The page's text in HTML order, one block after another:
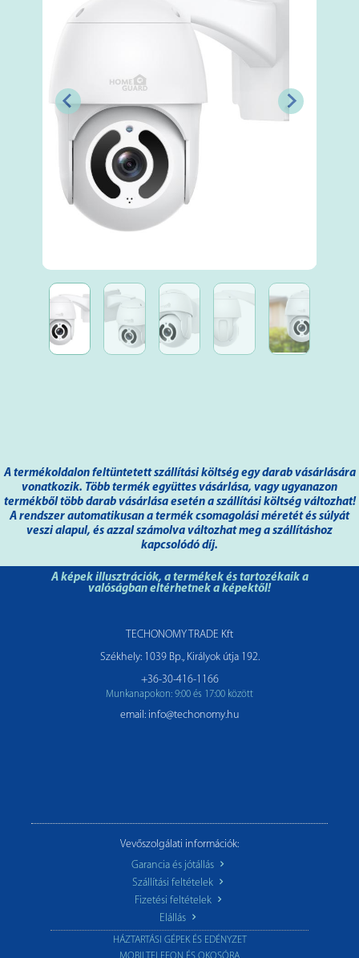
A termékoldalon feltüntetett szállítási költség egy darab vásárlására
vonatkozik. Több termék együttes vásárlása, vagy ugyanazon
termékből több darab vásárlása esetén a szállítási költség változhat!
A rendszer automatikusan a termék csomagolási méretét és súlyát
veszi alapul, és azzal számolva változhat meg a szállításhoz
kapcsolódó díj.
A képek illusztrációk, a termékek és tartozékaik a
valóságban eltérhetnek a képektől!
TECHONOMY TRADE Kft
Székhely: 1039 Bp., Királyok útja 192.
+36-30-416-1166
Munkanapokon: 9:00 és 17:00 között
email: info@techonomy.hu
Vevőszolgálati információk:
Garancia és jótállás
Szállítási feltételek
Fizetési feltételek
Elállás
HÁZTARTÁSI GÉPEK ÉS EDÉNYZET
MOBILTELEFON ÉS OKOSÓRA